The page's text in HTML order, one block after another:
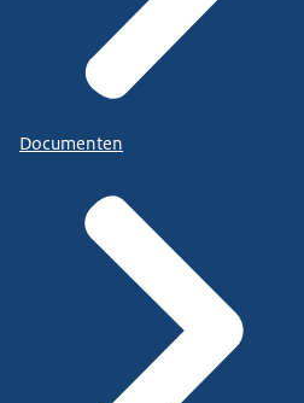
Documenten